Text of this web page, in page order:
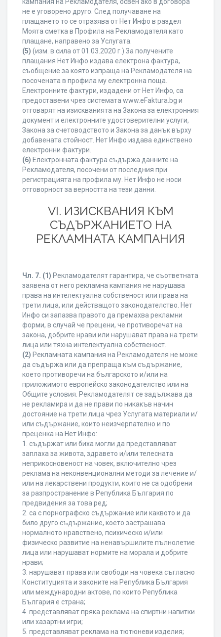
не е уговорено друго. След получаване на
плащането то се отразява от Нет Инфо в раздел
Моята сметка в Профила на Рекламодателя като
плащане, направено за Услугата.
(5) (изм. в сила от 01.03.2020 г.) За получените
плащания Нет Инфо издава електрона фактура,
съобщение за която изпраща на Рекламодателя на
посочената в профила му електронна поща.
Електронните фактури, издадени от Нет Инфо, са
предоставени чрез системата www.eFaktura.bg и
отговарят на изискванията на Закона за електронния
документ и електронните удостоверителни услуги,
Закона за счетоводството и Закона за данък върху
добавената стойност. Нет Инфо издава единствено
електронни фактури.
(6) Електронната фактура съдържа данните на
Рекламодателя, посочени от последния при
регистрацията на профила му. Нет Инфо не носи
отговорност за верността на тези данни.
VI. ИЗИСКВАНИЯ КЪМ
СЪДЪРЖАНИЕТО НА
РЕКЛАМНАТА КАМПАНИЯ
Чл. 7. (1) Рекламодателят гарантира, че съответната
заявена от него рекламна кампания не нарушава
права на интелектуална собственост или права на
трети лица, или действащото законодателство. Нет
Инфо си запазва правото да премахва рекламни
форми, в случай че прецени, че противоречат на
закона, добрите нрави или нарушават права на трети
лица или тяхна интелектуална собственост.
(2) Рекламната кампания на Рекламодателя не може
да съдържа или да препраща към съдържание,
което противоречи на българското и/или на
приложимото европейско законодателство или на
Общите условия. Рекламодателят се задължава да
не рекламира и да не прави по никакъв начин
достояние на трети лица чрез Услугата материали и/
или съдържание, които неизчерпателно и по
преценка на Нет Инфо:
1. съдържат или биха могли да представляват
заплаха за живота, здравето и/или телесната
неприкосновеност на човек, включително чрез
реклама на неконвенционални методи за лечение и/
или на лекарствени продукти, които не са одобрени
за разпространение в Република България по
предвидения за това ред;
2. са с порнографско съдържание или каквото и да
било друго съдържание, което застрашава
нормалното нравствено, психическо и/или
физическо развитие на ненавършилите пълнолетие
лица или нарушават нормите на морала и добрите
нрави;
3. нарушават права или свободи на човека съгласно
Конституцията и законите на Република България
или международни актове, по които Република
България е страна;
4. представляват пряка реклама на спиртни напитки
или хазартни игри;
5. представляват реклама на тютюневи изделия;